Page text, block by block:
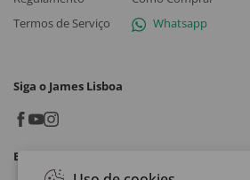
Termos de Serviço
Whatsapp
Siga o James Lisboa
Baixe o App